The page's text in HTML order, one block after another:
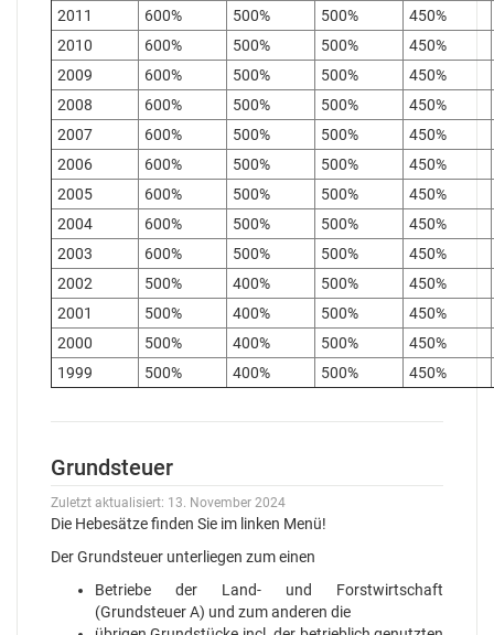
2011
600% 500% 500%
450%
2010
600% 500% 500%
450%
2009
600% 500% 500%
450%
2008
600% 500% 500%
450%
2007
600% 500% 500%
450%
2006
600% 500% 500%
450%
2005
600% 500% 500%
450%
2004
600% 500% 500%
450%
2003
600% 500% 500%
450%
2002
500% 400% 500%
450%
2001
500% 400% 500%
450%
2000
500% 400% 500%
450%
1999
500% 400% 500% 450%
Grundsteuer
Zuletzt aktualisiert: 13. November 2024
Die Hebesätze finden Sie im linken Menü!
Der Grundsteuer unterliegen zum einen
Betriebe der Land- und Forstwirtschaft
(Grundsteuer A) und zum anderen die